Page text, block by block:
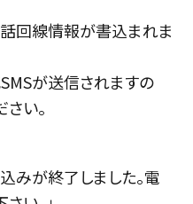
回線情報が書込まれま
が送信されますの
い。
みが終了しました。電